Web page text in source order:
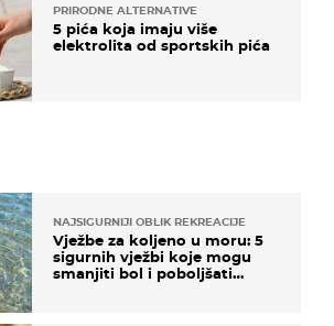
PRIRODNE ALTERNATIVE
5 pića koja imaju više
elektrolita od sportskih pića
NAJSIGURNIJI OBLIK REKREACIJE
Vježbe za koljeno u moru: 5
sigurnih vježbi koje mogu
smanjiti bol i poboljšati